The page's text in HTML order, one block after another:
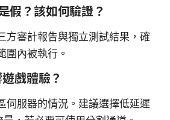
假？該如何驗證？
方審計報告與獨立測試結果，確
圍內被執行。
戲體驗？
伺服器的情況。建議選擇低延遲